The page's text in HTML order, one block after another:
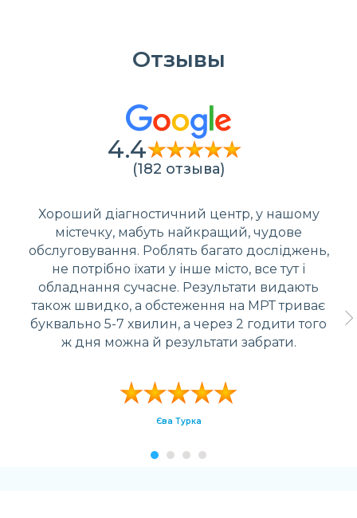
Отзывы
4.4
(182 отзыва)
Хороший діагностичний центр, у нашому
містечку, мабуть найкращий, чудове
обслуговування. Роблять багато досліджень,
не потрібно їхати у інше місто, все тут і
обладнання сучасне. Результати видають
також швидко, а обстеження на МРТ триває
буквально 5-7 хвилин, а через 2 годити того
ж дня можна й результати забрати.
Єва Турка